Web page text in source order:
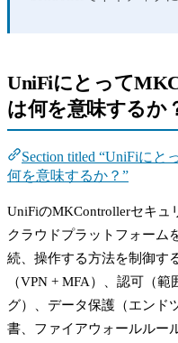
UniFiにとって
は何を意味するか
Section titled “UniFiに
何を意味するか？”
UniFiのMKControllerセキュ
クラウドプラットフォーム
続、操作する方法を制御す
（VPN + MFA）、認可（
グ）、データ保護（エンド
書、ファイアウォールルー